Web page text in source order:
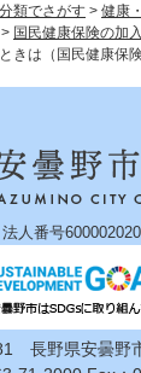
分類でさがす > 健康
> 国民健康保険の加
きは（国民健康保険
法人番号
長野県安曇野